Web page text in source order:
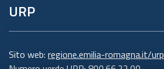
URP
Sito web: regione.emilia-romagna.it/urp